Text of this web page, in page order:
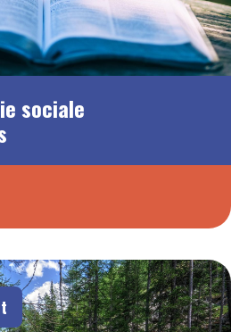
sociale